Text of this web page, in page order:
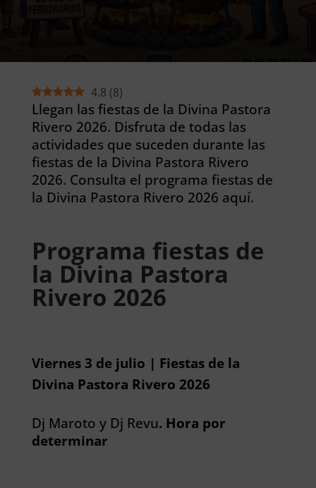
4.8 (8)
Llegan las fiestas de la Divina Pastora
Rivero 2026. Disfruta de todas las
actividades que suceden durante las
fiestas de la Divina Pastora Rivero
2026. Consulta el programa fiestas de
la Divina Pastora Rivero 2026 aquí.
Programa fiestas de
la Divina Pastora
Rivero 2026
Viernes 3 de julio | Fiestas de la
Divina Pastora Rivero 2026
Dj Maroto y Dj Revu. Hora por
determinar